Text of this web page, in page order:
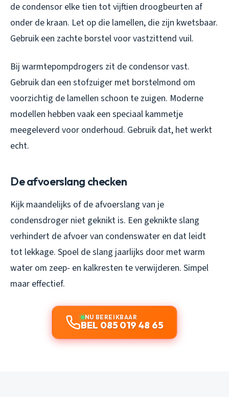
de condensor elke tien tot vijftien droogbeurten af
onder de kraan. Let op die lamellen, die zijn kwetsbaar.
Gebruik een zachte borstel voor vastzittend vuil.
Bij warmtepompdrogers zit de condensor vast.
Gebruik dan een stofzuiger met borstelmond om
voorzichtig de lamellen schoon te zuigen. Moderne
modellen hebben vaak een speciaal kammetje
meegeleverd voor onderhoud. Gebruik dat, het werkt
echt.
De afvoerslang checken
Kijk maandelijks of de afvoerslang van je
condensdroger niet geknikt is. Een geknikte slang
verhindert de afvoer van condenswater en dat leidt
tot lekkage. Spoel de slang jaarlijks door met warm
water om zeep- en kalkresten te verwijderen. Simpel
maar effectief.
NU BEREIKBAAR
BEL 085 019 48 65